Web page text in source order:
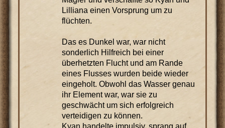
Lilliana einen Vorsprung um zu
flüchten.
Das es Dunkel war, war nicht
sonderlich Hilfreich bei einer
überhetzten Flucht und am Rande
eines Flusses wurden beide wieder
eingeholt. Obwohl das Wasser genau
ihr Element war, war sie zu
geschwächt um sich erfolgreich
verteidigen zu können.